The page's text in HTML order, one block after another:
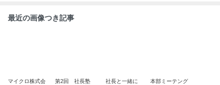
最近の画像つき記事
マイクロ株式会
第2回 社長塾
社長と一緒に 本部ミーテング